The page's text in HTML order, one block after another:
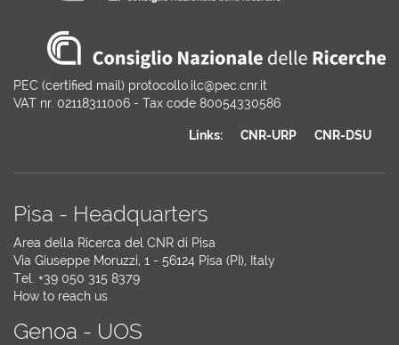
PEC (certified mail) protocollo.ilc@pec.cnr.it
VAT nr. 02118311006 - Tax code 80054330586
Links: CNR-URP CNR-DSU
Pisa - Headquarters
Area della Ricerca del CNR di Pisa
Via Giuseppe Moruzzi, 1 - 56124 Pisa (PI), Italy
Tel. +39 050 315 8379
How to reach us
Genoa - UOS